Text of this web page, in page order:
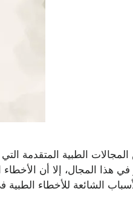
المجالات الطبية المتقدمة
في هذا المجال، إلا أن
الشائعة للأخطاء